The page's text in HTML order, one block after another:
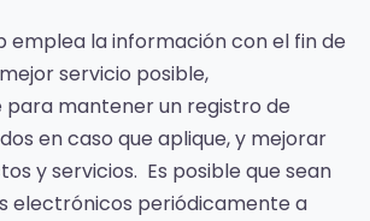
emplea la información con el fin de
servicio posible,
mantener un registro de
en caso que aplique, y mejorar
y servicios. Es posible que sean
electrónicos periódicamente a